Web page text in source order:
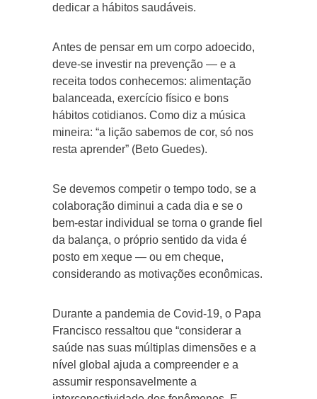
dedicar a hábitos saudáveis.
Antes de pensar em um corpo adoecido,
deve-se investir na prevenção — e a
receita todos conhecemos: alimentação
balanceada, exercício físico e bons
hábitos cotidianos. Como diz a música
mineira: “a lição sabemos de cor, só nos
resta aprender” (Beto Guedes).
Se devemos competir o tempo todo, se a
colaboração diminui a cada dia e se o
bem-estar individual se torna o grande fiel
da balança, o próprio sentido da vida é
posto em xeque — ou em cheque,
considerando as motivações econômicas.
Durante a pandemia de Covid-19, o Papa
Francisco ressaltou que “considerar a
saúde nas suas múltiplas dimensões e a
nível global ajuda a compreender e a
assumir responsavelmente a